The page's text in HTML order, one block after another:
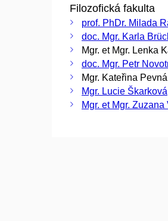
Filozofická fakulta
prof. PhDr. Milada
doc. Mgr. Karla
Mgr. et Mgr. Lenka
doc. Mgr. Petr
Mgr. Kateřina Pevná
Mgr. Lucie
Mgr. et Mgr.